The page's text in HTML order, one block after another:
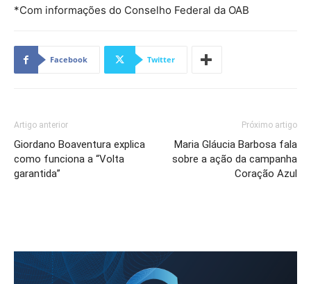
*Com informações do Conselho Federal da OAB
Facebook Twitter
Artigo anterior
Giordano Boaventura explica
como funciona a “Volta
garantida”
Próximo artigo
Maria Gláucia Barbosa fala
sobre a ação da campanha
Coração Azul